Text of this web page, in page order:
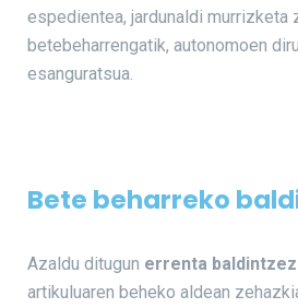
espedientea, jardunaldi murrizketa
betebeharrengatik, autonomoen
esanguratsua.
Bete beharreko
Azaldu ditugun errenta
artikuluaren beheko aldean